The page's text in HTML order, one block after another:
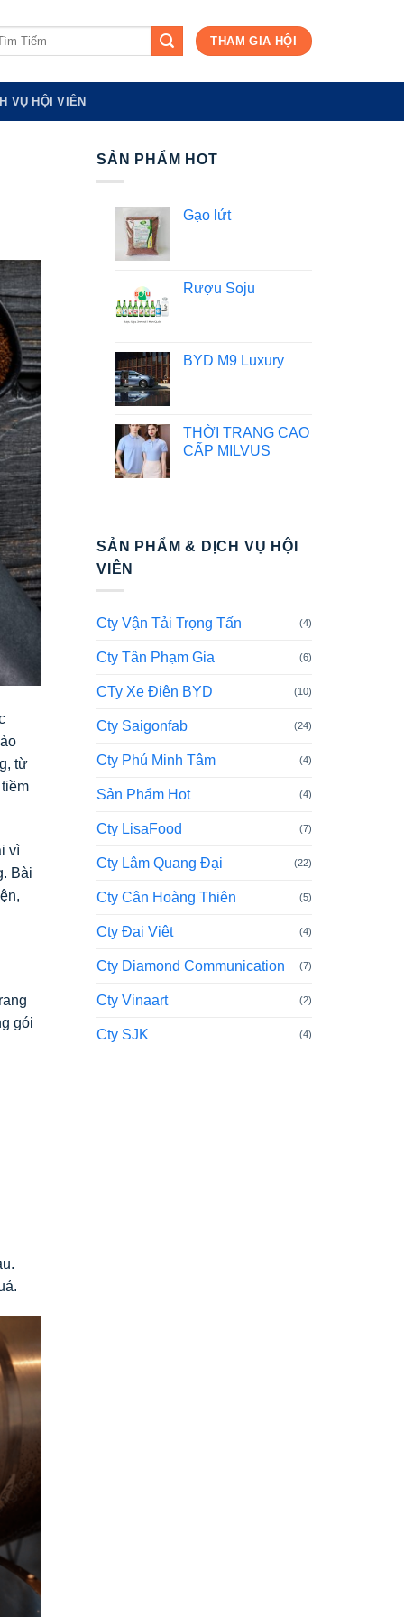
THAM GIA HỘI
VỤ HỘI VIÊN
từ
vì
Bài
gói
SẢN PHẨM HOT
Gạo lứt
Rượu Soju
BYD M9 Luxury
THỜI TRANG CAO
CẤP MILVUS
SẢN PHẨM & DỊCH VỤ HỘI
VIÊN
Cty Vận Tải Trọng Tấn (4)
Cty Tân Phạm Gia (6)
CTy Xe Điện BYD (10)
Cty Saigonfab (24)
Cty Phú Minh Tâm (4)
Sản Phẩm Hot (4)
Cty LisaFood (7)
Cty Lâm Quang Đại (22)
Cty Cân Hoàng Thiên (5)
Cty Đại Việt (4)
Cty Diamond Communication (7)
Cty Vinaart (2)
Cty SJK (4)